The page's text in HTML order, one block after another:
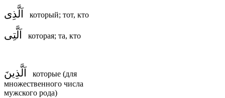
اَلَّذِى который; тот, кто
اَلَّتِى которая; та, кто
اَلَّذِينَ
которые (для
множественного числа
мужского рода)